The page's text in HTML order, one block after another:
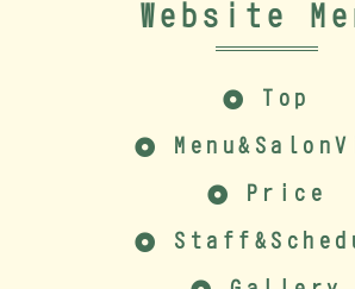
Website
Top
Price